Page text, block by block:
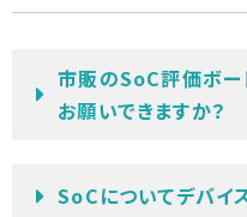
市販のSoC評価ボー
お願いできますか？
SoCについてデバイ